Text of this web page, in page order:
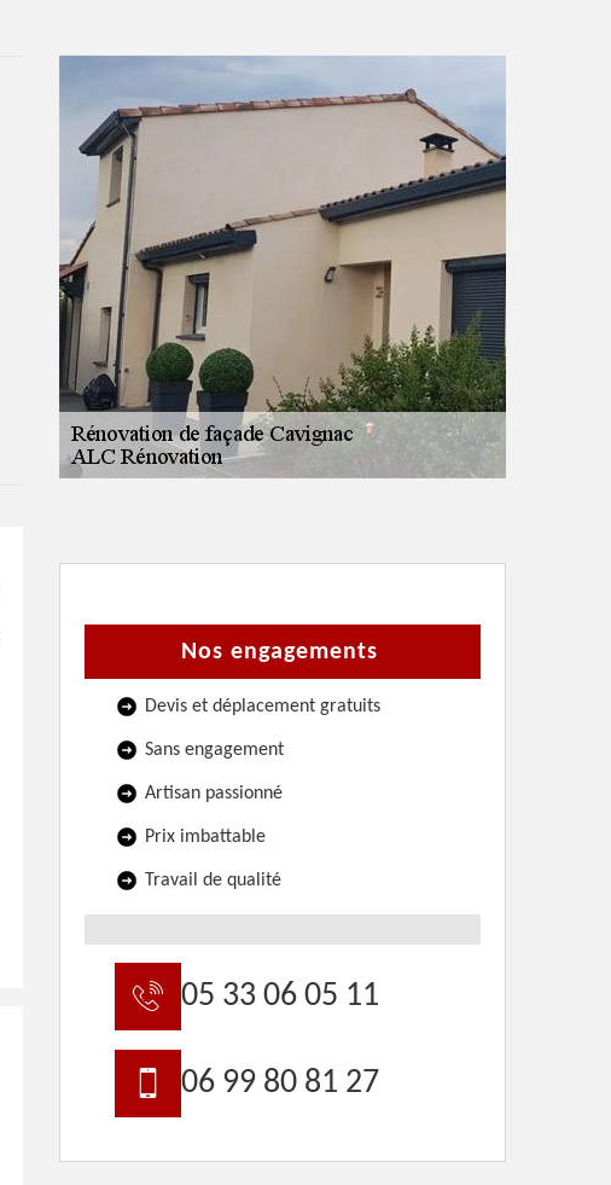
Nos engagements
Devis et déplacement gratuits
Sans engagement
Artisan passionné
Prix imbattable
Travail de qualité
05 33 06 05 11
06 99 80 81 27